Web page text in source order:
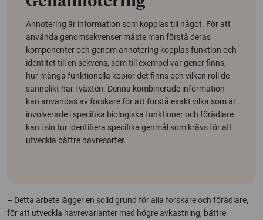
Annotering är information som kopplas till något. För att
använda genomsekvenser måste man förstå deras
komponenter och genom annotering kopplas funktion och
identitet till en sekvens, som till exempel var gener finns,
hur många funktionella kopior det finns och vilken roll de
sannolikt har i växten. Denna kombinerade information
kan användas av forskare för att förstå exakt vilka som är
involverade i specifika biologiska funktioner och förädlare
kan i sin tur identifiera specifika genmål som krävs för att
utveckla bättre havresorter.
– Detta arbete lägger en solid grund för alla forskare och förädlare,
för att utveckla havrevarianter med högre avkastning, bättre